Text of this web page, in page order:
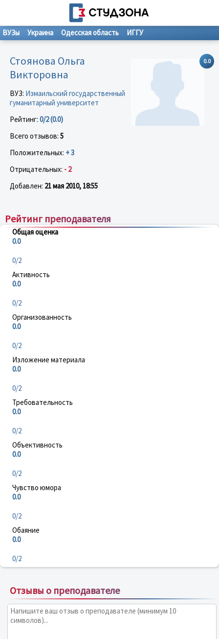
ВУЗы Украина Одесская область ИГГУ
0.0
Стоянова Ольга
Викторовна
ВУЗ: Измаильский государственный
гуманитарный университет
Рейтинг: 0/2 (0.0)
Всего отзывов: 5
Положительных: + 3
Отрицательных: - 2
Добавлен: 21 мая 2010, 18:55
Рейтинг преподавателя
Общая оценка
0.0
0/2
Активность
0.0
0/2
Организованность
0.0
0/2
Изложение материала
0.0
0/2
Требовательность
0.0
0/2
Объективность
0.0
0/2
Чувство юмора
0.0
0/2
Обаяние
0.0
0/2
Отзывы о преподавателе